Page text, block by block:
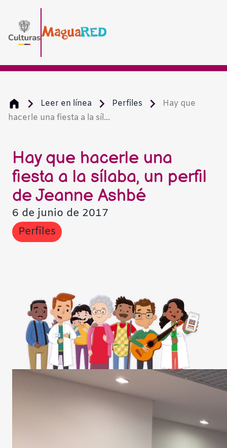
Leer en línea Perfiles
Hay que
hacerle una fiesta a la síl...
Hay que hacerle una
fiesta a la sílaba, un perfil
de Jeanne Ashbé
6 de junio de 2017
Perfiles